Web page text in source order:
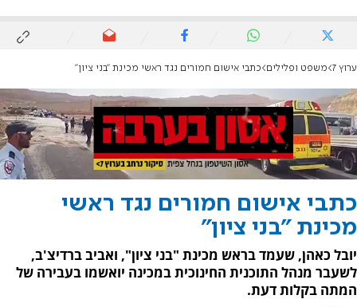
ערוץ 7 משפט ופלילים כתבי אישום חמורים נגד ראשי מכינת "בני ציון"
כתבי אישום חמורים נגד ראשי
מכינת "בני ציון"
יובל כאהן, שעמד בראש מכינת "בני ציון", ואביב ברדיצ'ב,
לשעבר מנהל התוכנית החינוכית במכינה יואשמו בעבירה של
המתה בקלות דעת.